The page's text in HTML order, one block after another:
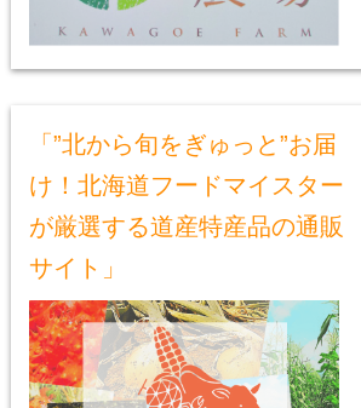
「”北から旬をぎゅっと”お届
け！北海道フードマイスター
が厳選する道産特産品の通販
サイト」